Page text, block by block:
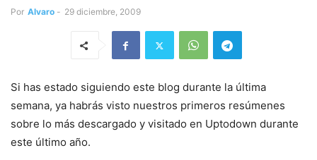
Por Alvaro - 29 diciembre, 2009
Si has estado siguiendo este blog durante la última
semana, ya habrás visto nuestros primeros resúmenes
sobre lo más descargado y visitado en Uptodown durante
este último año.